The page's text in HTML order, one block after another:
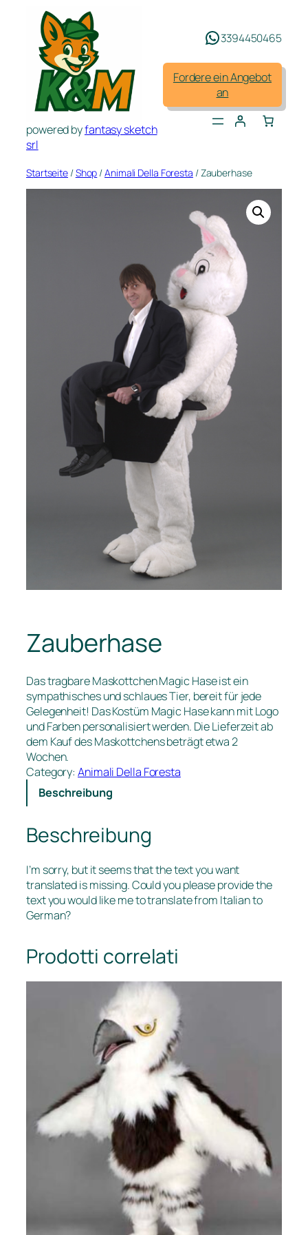
springen
powered byfantasy sketch
srl
3394450465
Fordere ein Angebot
an
Startseite /Shop /Animali Della Foresta / Zauberhase
Zauberhase
Das tragbare Maskottchen Magic Hase ist ein
sympathisches und schlaues Tier, bereit für jede
Gelegenheit! Das Kostüm Magic Hase kann mit Logo
und Farben personalisiert werden. Die Lieferzeit ab
dem Kauf des Maskottchens beträgt etwa 2
Wochen.
Category:Animali Della Foresta
Beschreibung
Beschreibung
I’m sorry, but it seems that the text you want
translated is missing. Could you please provide the
text you would like me to translate from Italian to
German?
Prodotti correlati